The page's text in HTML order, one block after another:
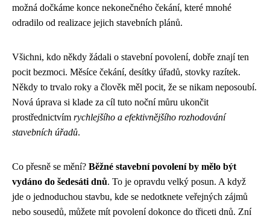
možná dočkáme konce nekonečného čekání, které mnohé
odradilo od realizace jejich stavebních plánů.
Všichni, kdo někdy žádali o stavební povolení, dobře znají ten
pocit bezmoci. Měsíce čekání, desítky úřadů, stovky razítek.
Někdy to trvalo roky a člověk měl pocit, že se nikam neposoubí.
Nová úprava si klade za cíl tuto noční můru ukončit
prostřednictvím rychlejšího a efektivnějšího rozhodování
stavebních úřadů.
Co přesně se mění? Běžné stavební povolení by mělo být
vydáno do šedesáti dnů. To je opravdu velký posun. A když
jde o jednoduchou stavbu, kde se nedotknete veřejných zájmů
nebo sousedů, můžete mít povolení dokonce do třiceti dnů. Zní